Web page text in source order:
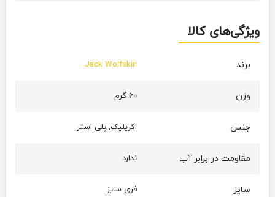
ویژگی‌های کالا
برند Jack Wolfskin
وزن 60 گرم
جنس اکریلیک, پلی استر
مقاومت در برابر آب ندارد
سایز فری سایز